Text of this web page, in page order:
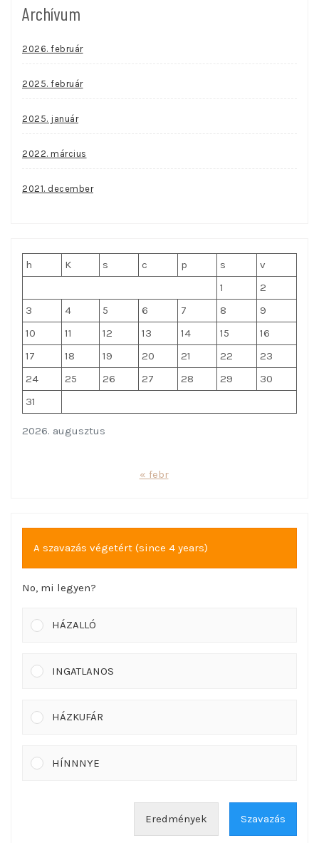
Archívum
2026. február
2025. február
2025. január
2022. március
2021. december
2026. augusztus
h K s c p s
v
1
2
3
4 5 6 7 8
9
10
11 12 13 14 15
16
17
18 19 20 21 22
23
24
25 26 27 28 29
30
31
« febr
A szavazás végetért (since 4 years)
No, mi legyen?
HÁZALLÓ
INGATLANOS
HÁZKUFÁR
HÍNNNYE
Eredmények Szavazás